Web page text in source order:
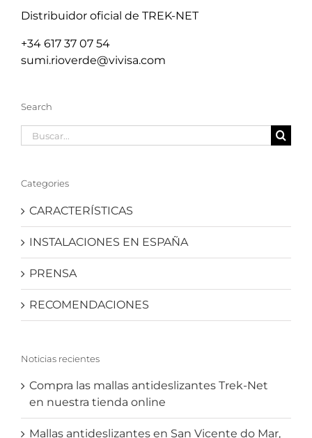
Distribuidor oficial de TREK-NET
+34 617 37 07 54
sumi.rioverde@vivisa.com
Search
Buscar:
Categories
CARACTERÍSTICAS
INSTALACIONES EN ESPAÑA
PRENSA
RECOMENDACIONES
Noticias recientes
Compra las mallas antideslizantes Trek-Net
en nuestra tienda online
Mallas antideslizantes en San Vicente do Mar,